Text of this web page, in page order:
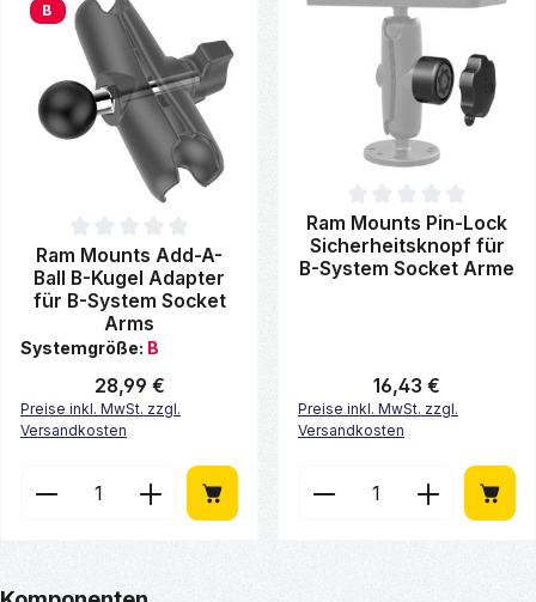
B
Durchschnittliche Bewertung von 0 von 5 Sternen
Ram Mounts Add-A-
Ball B-Kugel Adapter
für B-System Socket
Arms
Systemgröße: B
Regulärer Preis:
28,99 €
Preise inkl. MwSt. zzgl.
Versandkosten
Produkt Anzahl: Gib den gewünschten Wert ein
Durchschnittliche Bewertung
Ram Mounts Pin-Lock
Sicherheitsknopf für
B-System Socket Arme
Regulärer Preis:
16,43 €
Preise inkl. MwSt. zzgl.
Versandkosten
Produkt Anzahl: Gib
Produktgalerie überspringen